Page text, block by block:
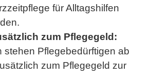
für Alltagshilfen
zum Pflegegeld:
stehen Pflegebedürftigen ab
zum Pflegegeld zur